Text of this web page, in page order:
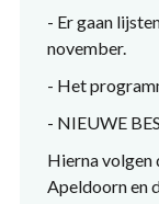
- Er gaan
november.
- Het
- NIEUWE
Hierna volgen
Apeldoorn en